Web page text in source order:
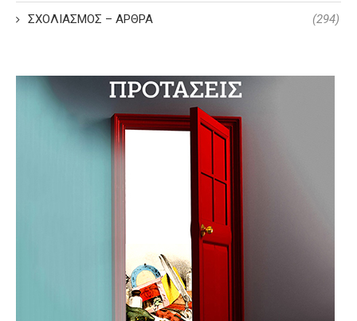
ΣΧΟΛΙΑΣΜΟΣ – ΑΡΘΡΑ (294)